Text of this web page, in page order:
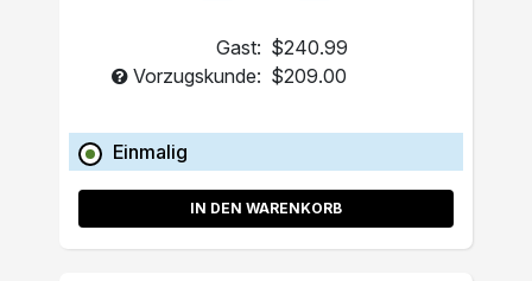
Gast: $240.99
Vorzugskunde: $209.00
Einmalig
IN DEN WARENKORB